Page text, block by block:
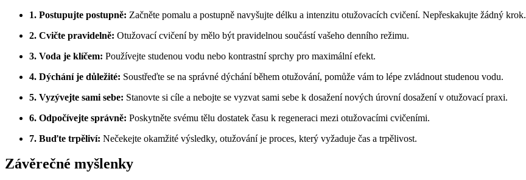
1. Postupujte postupně: Začněte pomalu a postupně navyšujte délku a intenzitu otužovacích cvičení. Nepřeskakujte žádný krok.
2. Cvičte pravidelně: Otužovací cvičení by mělo být pravidelnou součástí vašeho denního režimu.
3. Voda je klíčem: Používejte studenou vodu nebo kontrastní sprchy pro maximální efekt.
4. Dýchání je důležité: Soustřeďte se na správné dýchání během otužování, pomůže vám to lépe zvládnout studenou vodu.
5. Vyzývejte sami sebe: Stanovte si cíle a nebojte se vyzvat sami sebe k dosažení nových úrovní dosažení v otužovací praxi.
6. Odpočívejte správně: Poskytněte svému tělu dostatek času k regeneraci mezi otužovacími cvičeními.
7. Buďte trpěliví: Nečekejte okamžité výsledky, otužování je proces, který vyžaduje čas a trpělivost.
Závěrečné myšlenky